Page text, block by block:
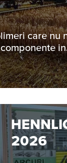
care nu
2026